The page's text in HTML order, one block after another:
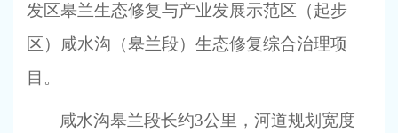
发区皋兰生态修复与产业发展示范区（起步
区）咸水沟（皋兰段）生态修复综合治理项
目。
咸水沟皋兰段长约3公里，河道规划宽度